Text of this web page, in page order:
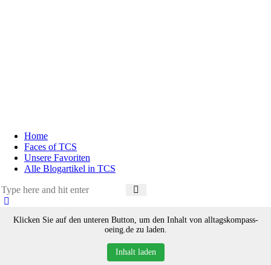
Home
Faces of TCS
Unsere Favoriten
Alle Blogartikel in TCS
Klicken Sie auf den unteren Button, um den Inhalt von alltagskompass-
oeing.de zu laden.
Inhalt laden